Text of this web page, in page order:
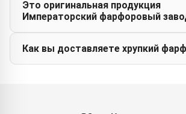
Это оригинальная продукция
Императорский фарфоровый
Как вы доставляете хрупкий